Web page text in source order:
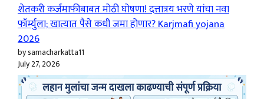
शेतकरी कर्जमाफीबाबत मोठी घोषणा! दत्तात्रय भरणे यांचा नवा
फॉर्म्युला; खात्यात पैसे कधी जमा होणार? Karjmafi yojana
2026
by samacharkatta11
July 27, 2026